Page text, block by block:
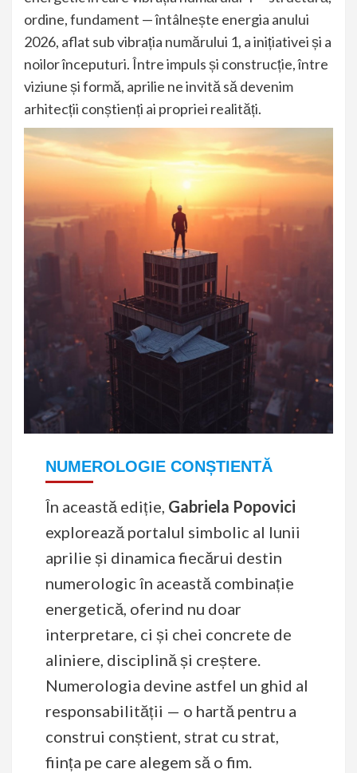
ordine, fundament — întâlnește energia anului
2026, aflat sub vibrația numărului 1, a inițiativei și a
noilor începuturi. Între impuls și construcție, între
viziune și formă, aprilie ne invită să devenim
arhitecții conștienți ai propriei realități.
NUMEROLOGIE CONȘTIENTĂ
În această ediție, Gabriela Popovici
explorează portalul simbolic al lunii
aprilie și dinamica fiecărui destin
numerologic în această combinație
energetică, oferind nu doar
interpretare, ci și chei concrete de
aliniere, disciplină și creștere.
Numerologia devine astfel un ghid al
responsabilității — o hartă pentru a
construi conștient, strat cu strat,
ființa pe care alegem să o fim.